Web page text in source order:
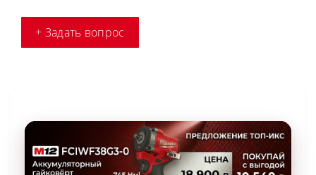
+ Задать вопрос